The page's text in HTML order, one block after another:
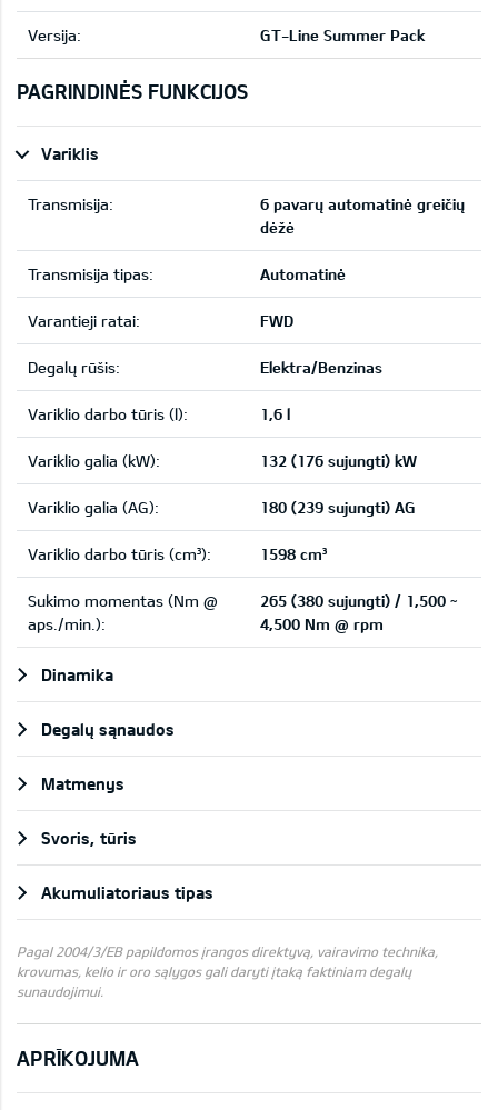
Versija: GT-Line Summer Pack
PAGRINDINĖS FUNKCIJOS
Variklis
Transmisija:
6 pavarų automatinė greičių
dėžė
Transmisija tipas: Automatinė
Varantieji ratai: FWD
Degalų rūšis: Elektra/Benzinas
Variklio darbo tūris (l): 1,6 l
Variklio galia (kW): 132 (176 sujungti) kW
Variklio galia (AG): 180 (239 sujungti) AG
Variklio darbo tūris (cm³): 1598 cm³
Sukimo momentas (Nm @
aps./min.):
265 (380 sujungti) / 1,500 ~
4,500 Nm @ rpm
Dinamika
Degalų sąnaudos
Matmenys
Svoris, tūris
Akumuliatoriaus tipas
Pagal 2004/3/EB papildomos įrangos direktyvą, vairavimo technika,
krovumas, kelio ir oro sąlygos gali daryti įtaką faktiniam degalų
sunaudojimui.
APRĪKOJUMA